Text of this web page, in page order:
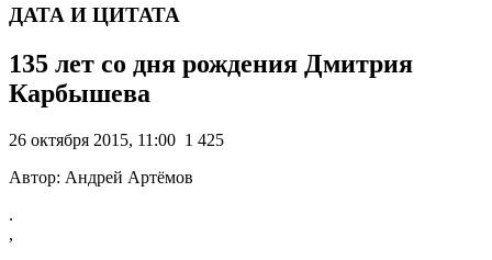
ДАТА И ЦИТАТА
135 лет со дня рождения Дмитрия
Карбышева
26 октября 2015, 11:00 1 425
Автор: Андрей Артёмов
.
,